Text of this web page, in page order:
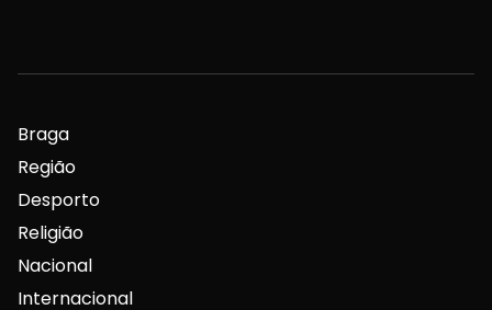
Braga
Região
Desporto
Religião
Nacional
Internacional